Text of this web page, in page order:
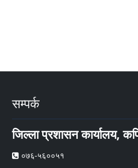
सम्पर्क
जिल्ला प्रशासन कार्यालय,
०७६-५६००५१